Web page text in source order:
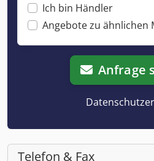
Ich bin Händler
Angebote zu ähnlichen
Anfrage
Telefon & Fax